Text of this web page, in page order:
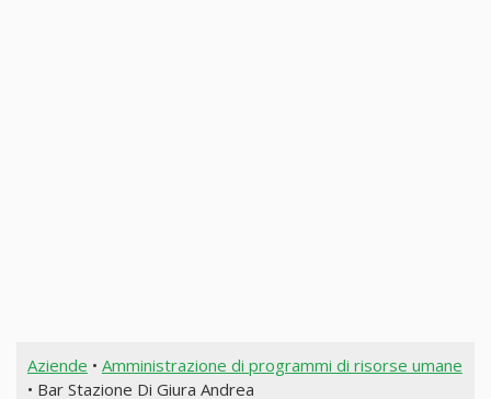
Aziende • Amministrazione di programmi di risorse umane
• Bar Stazione Di Giura Andrea